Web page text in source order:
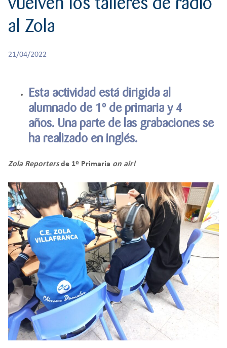
Orientación familiar
RESPONSABILIDAD
BACHILLERATO
al Zola
21/04/2022
Esta actividad está dirigida al
alumnado de 1º de primaria y 4
años. Una parte de las grabaciones se
ha realizado en inglés.
Zola Reportersde 1º Primaria on air!